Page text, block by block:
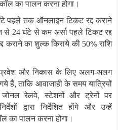
का पालन करना होगा।
पहले तक ऑनलाइन टिकट रद्द कराने
से 24घंटे से कम अर्सा पहले टिकट रद्द
कराने का शुल्क किराये की 50%राशि
और निकास के लिए अलग-अलग
हैं,ताकि आवाजाही के समय यात्रियों
जोनल रेलवे,स्टेशनों और ट्रेनों पर
द्वारा निर्देशित होंगे और उन्हें
का पालन करना होगा।